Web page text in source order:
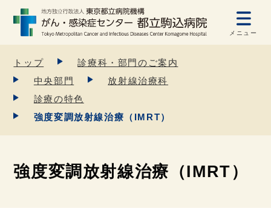
メニュー
トップ
診療科・部門のご案内
中央部門
放射線治療科
診療の特色
強度変調放射線治療（IMRT）
強度変調放射線治療（IMRT）